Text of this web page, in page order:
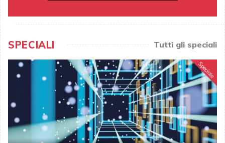
SPECIALI Tutti gli speciali
Speciale